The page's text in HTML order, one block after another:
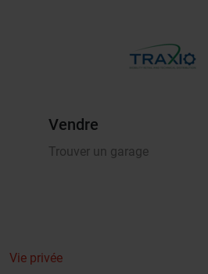
Vendre
Trouver un garage
Vie privée